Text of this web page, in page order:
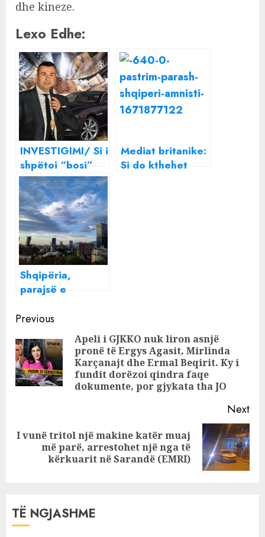
dhe kineze.
Lexo Edhe:
INVESTIGIMI/ Si i
shpëtoi “bosi”
Alban Xhepa
hetimeve për
pastrim parash ,
dyshimet për
lëvizjet e
prokurorëve dhe
Drejtorisë së
Parandalimit të
Pastrimit të
Mediat britanike:
Si do kthehet
Shqipëria,
parajsë e
parave,
ndihmën e disa
bankave dhe
personazhe te
Parajsave Fiskale
“lavatriçe”
Continue
Reading
Previous
Apeli i GJKKO nuk liron asnjë
pronë të Ergys Agasit, Mirlinda
Karçanajt dhe Ermal Beqirit. Ky i
fundit dorëzoi qindra faqe
dokumente, por gjykata tha JO
Next
Next
I vunë tritol një makine katër muaj
më parë, arrestohet një nga të
kërkuarit në Sarandë (EMRI)
TË NGJASHME